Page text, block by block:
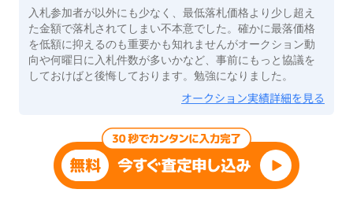
入札参加者が以外にも少なく、最低落札価格より少し超え
た金額で落札されてしまい不本意でした。確かに最落価格
を低額に抑えるのも重要かも知れませんがオークション動
向や何曜日に入札件数が多いかなど、事前にもっと協議を
しておけばと後悔しております。勉強になりました。
オークション実績詳細を見る